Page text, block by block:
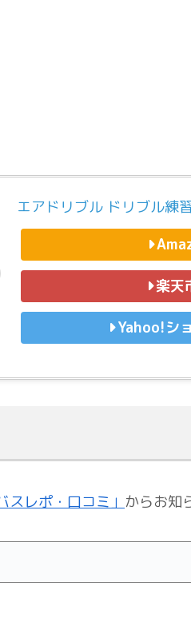
エアドリブル ドリブル練
楽天
Yahoo!シ
スレポ・口コミ」 からお知